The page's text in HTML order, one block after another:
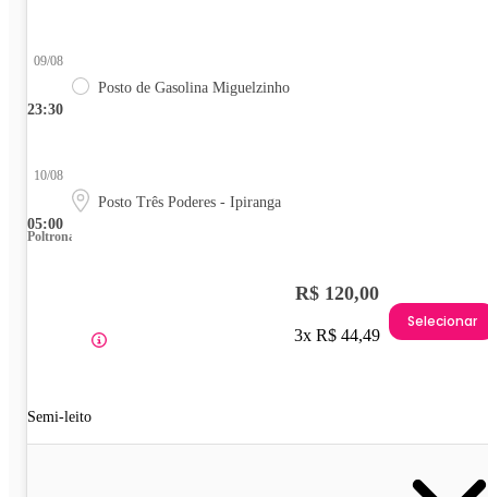
23:30
09/08
Posto de Gasolina Miguelzinho
05:00
10/08
Posto Três Poderes - Ipiranga
Poltrona
Semi-leito
R$ 120,00
3x R$ 44,49
Selecionar